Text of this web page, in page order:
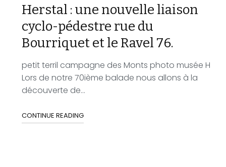
Herstal : une nouvelle liaison
cyclo-pédestre rue du
Bourriquet et le Ravel 76.
petit terril campagne des Monts photo musée H
Lors de notre 70ième balade nous allons à la
découverte de...
CONTINUE READING